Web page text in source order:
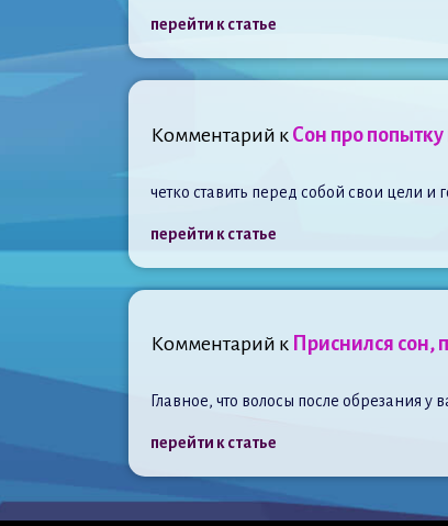
перейти к статье
Комментарий к Сон про
четко ставить перед собой свои цели и
перейти к статье
Комментарий к Приснился сон,
Главное, что волосы после обрезания
перейти к статье